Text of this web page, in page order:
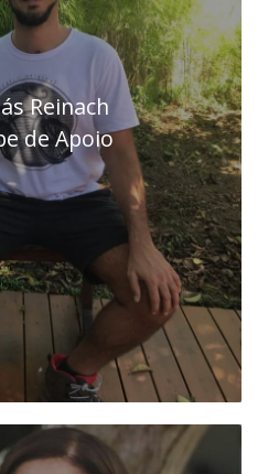
Reinach
de Apoio